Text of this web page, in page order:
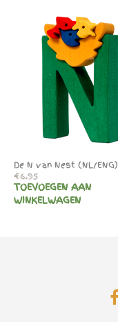
De N van Nest (NL/ENG)
€6.95
TOEVOEGEN AAN
WINKELWAGEN